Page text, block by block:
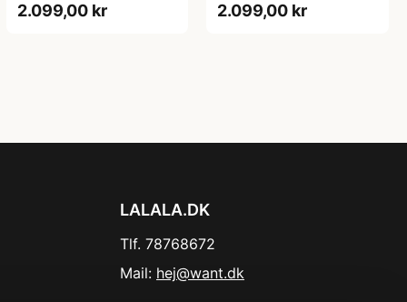
2.099,00 kr 2.099,00 kr
LALALA.DK
Tlf. 78768672
Mail: hej@want.dk